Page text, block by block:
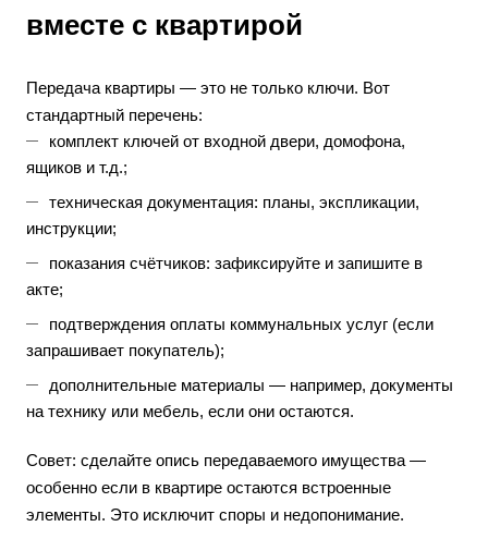
вместе с квартирой
Передача квартиры — это не только ключи. Вот
стандартный перечень:
комплект ключей от входной двери, домофона,
ящиков и т.д.;
техническая документация: планы, экспликации,
инструкции;
показания счётчиков: зафиксируйте и запишите в
акте;
подтверждения оплаты коммунальных услуг (если
запрашивает покупатель);
дополнительные материалы — например, документы
на технику или мебель, если они остаются.
Совет: сделайте опись передаваемого имущества —
особенно если в квартире остаются встроенные
элементы. Это исключит споры и недопонимание.